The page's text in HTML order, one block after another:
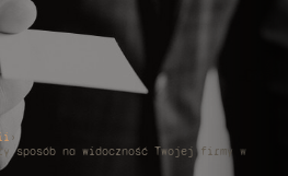
›
sposób na widoczność Twojej firmy w